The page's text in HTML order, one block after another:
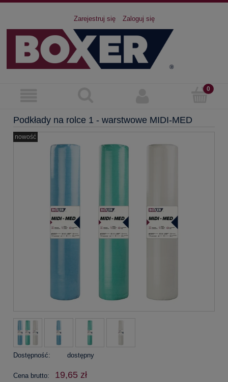
Zarejestruj się Zaloguj się
Podkłady na rolce 1 - warstwowe MIDI-MED
nowość
Dostępność: dostępny
Cena brutto: 19,65 zł